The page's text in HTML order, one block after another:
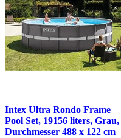
Intex Ultra Rondo Frame
Pool Set, 19156 liters, Grau,
Durchmesser 488 x 122 cm